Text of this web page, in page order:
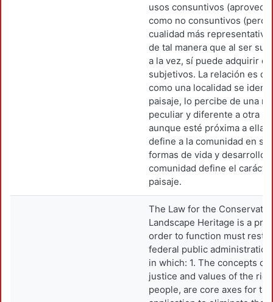
usos consuntivos
como no consuntivos
cualidad más representativa
de tal manera que al ser
a la vez, sí puede adquirir
subjetivos. La relación es
como una localidad se
paisaje, lo percibe de una
peculiar y diferente a otra
aunque esté próxima a ella.
define a la comunidad en su
formas de vida y desarrollo;
comunidad define el
paisaje.
The Law for the
Landscape Heritage is a
order to function must
federal public
in which: 1. The concepts of
justice and values of the
people, are core axes for